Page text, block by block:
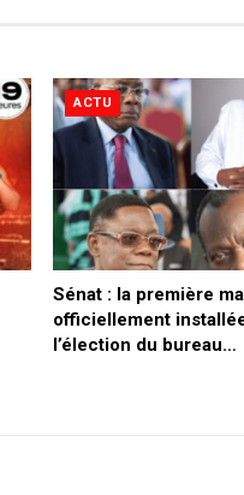
ACTU
Sénat : la première
officiellement
l’élection du bureau…